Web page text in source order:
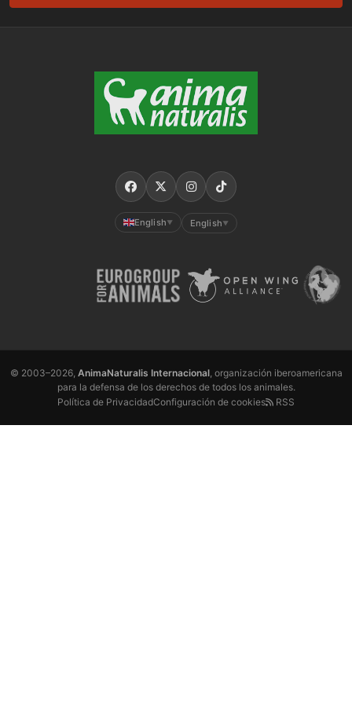
English ▼ English ▼
© 2003–2026, AnimaNaturalis Internacional, organización iberoamericana
para la defensa de los derechos de todos los animales.
Política de PrivacidadConfiguración de cookies RSS